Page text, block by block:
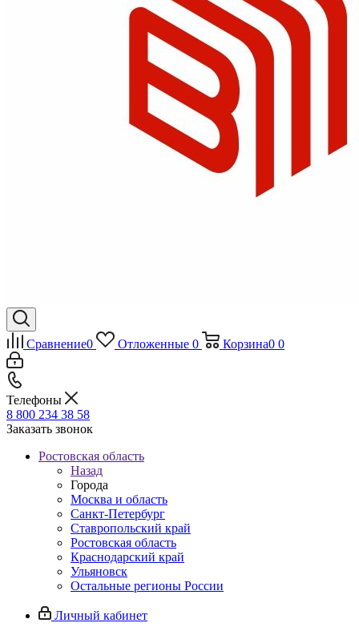
Сравнение0 Отложенные 0 Корзина0 0
Телефоны
8 800 234 38 58
Заказать звонок
Ростовская область
Назад
Города
Москва и область
Санкт-Петербург
Ставропольский край
Ростовская область
Краснодарский край
Ульяновск
Остальные регионы России
Личный кабинет